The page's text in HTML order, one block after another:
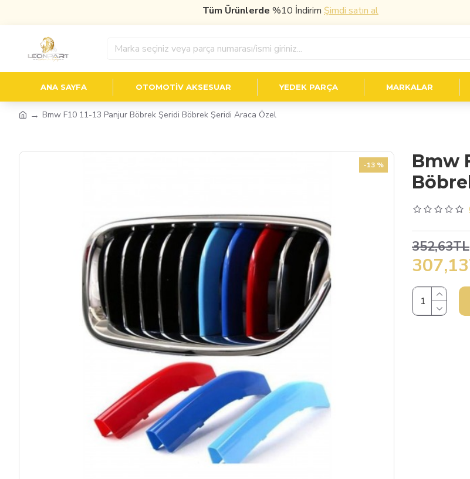
Tüm Ürünlerde%10 İndirimŞimdi satın al
ANA SAYFA OTOMOTIV AKSESUAR YEDEK PARÇA MARKALAR
Bmw F10 11-13 Panjur Böbrek Şeridi Böbrek Şeridi Araca Özel
-13 %
Bmw
352,63TL